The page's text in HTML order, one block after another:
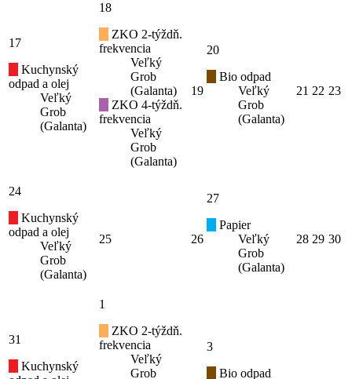
17
Kuchynský
odpad a olej
Veľký
Grob
(Galanta)
18
ZKO 2-týždň.
frekvencia
Veľký
Grob
(Galanta)
ZKO 4-týždň.
frekvencia
Veľký
Grob
(Galanta)
19
20
Bio odpad
Veľký
Grob
(Galanta)
21 22 23
24
Kuchynský
odpad a olej
Veľký
Grob
(Galanta)
25 26
27
Papier
Veľký
Grob
(Galanta)
28 29 30
31
Kuchynský
1
ZKO 2-týždň.
frekvencia
Veľký
Grob
3
Bio odpad